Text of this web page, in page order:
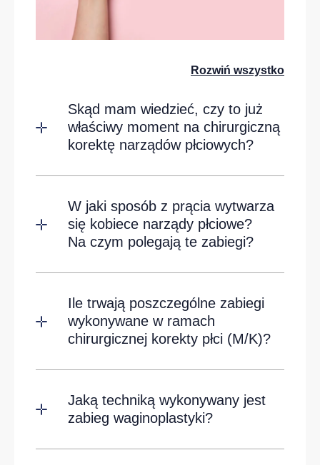
Rozwiń wszystko
Skąd mam wiedzieć, czy to już
właściwy moment na chirurgiczną
korektę narządów płciowych?
W jaki sposób z prącia wytwarza
się kobiece narządy płciowe?
Na czym polegają te zabiegi?
Ile trwają poszczególne zabiegi
wykonywane w ramach
chirurgicznej korekty płci (M/K)?
Jaką techniką wykonywany jest
zabieg waginoplastyki?